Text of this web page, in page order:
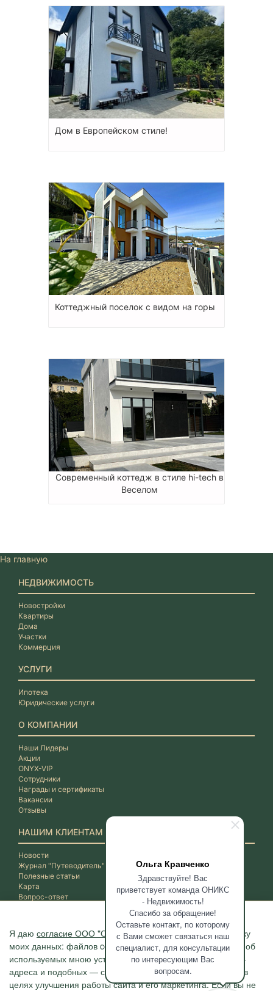
Ольга Кравченко
Здравствуйте! Вас
приветствует команда ОНИКС
- Недвижимость!
Спасибо за обращение!
Оставьте контакт, по которому
с Вами сможет связаться наш
специалист, для консультации
по интересующим Вас
вопросам.
Дом в Европейском стиле!
Коттеджный поселок с видом на горы
Современный коттедж в стиле hi-tech в
Веселом
Я даю согласие ООО "ОНИКС-Недвижимость"на обработку
моих данных: файлов cookie, сведений о моих действиях, об
используемых мною устройствах, даты и время сессии, IP-
адреса и подобных — с помощью метрических программ в
целях улучшения работы сайта и его маркетинга. Если вы не
На главную
НЕДВИЖИМОСТЬ
Новостройки
Квартиры
Дома
Участки
Коммерция
УСЛУГИ
Ипотека
Юридические услуги
О КОМПАНИИ
Наши Лидеры
Акции
ONYX-VIP
Сотрудники
Награды и сертификаты
Вакансии
Отзывы
НАШИМ КЛИЕНТАМ
Новости
Журнал "Путеводитель"
Полезные статьи
Карта
Вопрос-ответ